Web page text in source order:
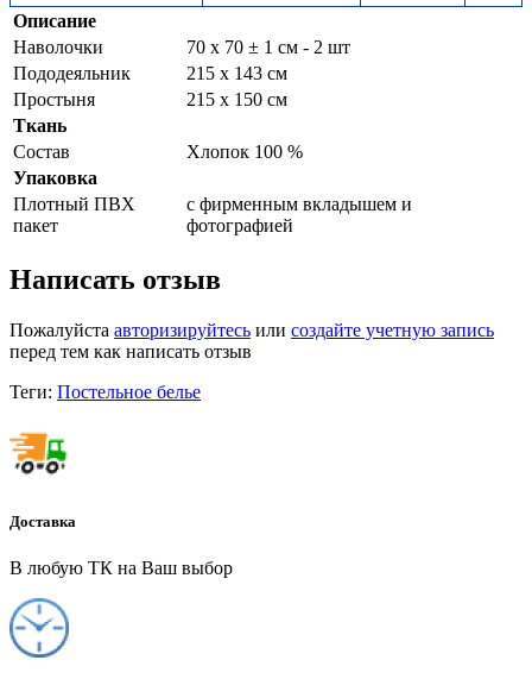
Описание
Наволочки
70 х 70 ± 1 см - 2 шт
Пододеяльник
215 х 143 см
Простыня
215 х 150 см
Ткань
Состав
Хлопок 100 %
Упаковка
Плотный ПВХ
пакет
с фирменным вкладышем и
фотографией
Написать отзыв
Пожалуйста авторизируйтесь или создайте учетную запись
перед тем как написать отзыв
Теги: Постельное белье
Доставка
В любую ТК на Ваш выбор